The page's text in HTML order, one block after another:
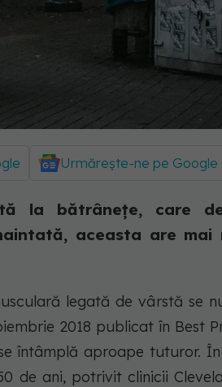
Urmărește-ne pe Google
la bătrânețe, care
aceasta are mai
legată de vârstă se
2018 publicat în Best
întâmplă aproape tuturor.
de ani, potrivit clinicii